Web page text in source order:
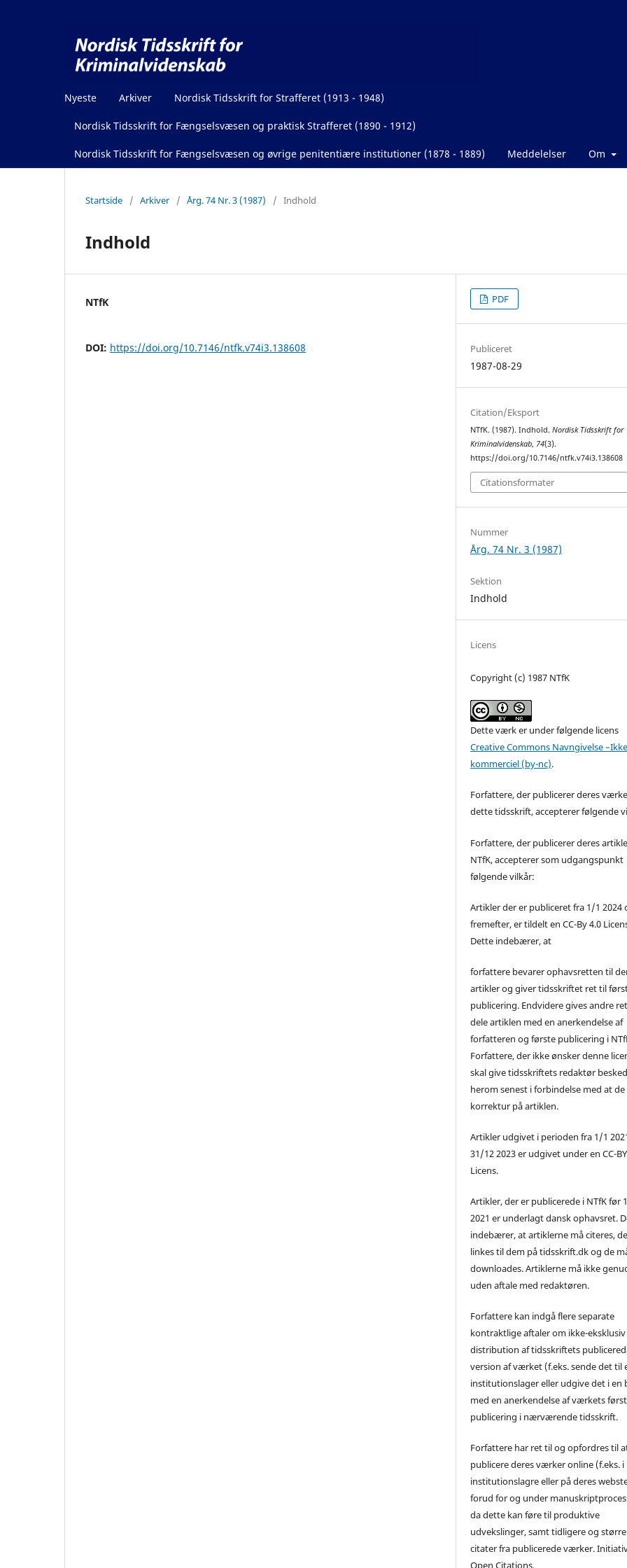
Nyeste Arkiver Nordisk Tidsskrift for Strafferet (1913 - 1948)
Nordisk Tidsskrift for Fængselsvæsen og praktisk Strafferet (1890 - 1912)
Nordisk Tidsskrift for Fængselsvæsen og øvrige penitentiære institutioner (1878 - 1889) Meddelelser Om
Startside / Arkiver / Årg. 74 Nr. 3 (1987) / Indhold
Indhold
NTfK
DOI: https://doi.org/10.7146/ntfk.v74i3.138608
PDF
Publiceret
1987-08-29
Citation/Eksport
NTfK. (1987). Indhold.Nordisk Tidsskrift for
Kriminalvidenskab, 74(3).
https://doi.org/10.7146/ntfk.v74i3.138608
Citationsformater
Nummer
Årg. 74 Nr. 3 (1987)
Sektion
Indhold
Licens
Copyright (c) 1987 NTfK
Dette værk er under følgende licens
Creative Commons Navngivelse
kommerciel (by-nc).
Forfattere, der publicerer deres
dette tidsskrift, accepterer følgende
Forfattere, der publicerer deres
NTfK, accepterer som udgangspunkt
følgende vilkår:
Artikler der er publiceret fra 1/1 2024
fremefter, er tildelt en CC-By 4.0
Dette indebærer, at
forfattere bevarer ophavsretten til
artikler og giver tidsskriftet ret til
publicering. Endvidere gives andre
dele artiklen med en anerkendelse af
forfatteren og første publicering i
Forfattere, der ikke ønsker denne
skal give tidsskriftets redaktør besked
herom senest i forbindelse med at
korrektur på artiklen.
Artikler udgivet i perioden fra 1/1
31/12 2023 er udgivet under en CC-
Licens.
Artikler, der er publicerede i NTfK før
2021 er underlagt dansk ophavsret.
indebærer, at artiklerne må citeres,
linkes til dem på tidsskrift.dk og de
downloades. Artiklerne må ikke
uden aftale med redaktøren.
Forfattere kan indgå flere separate
kontraktlige aftaler om ikke-eksklusiv
distribution af tidsskriftets
version af værket (f.eks. sende det til
institutionslager eller udgive det i en
med en anerkendelse af værkets
publicering i nærværende tidsskrift.
Forfattere har ret til og opfordres til
publicere deres værker online (f.eks. i
institutionslagre eller på deres
forud for og under
da dette kan føre til produktive
udvekslinger, samt tidligere og større
citater fra publicerede værker.
Open Citations.